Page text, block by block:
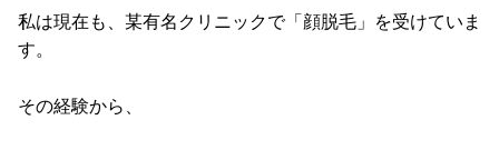
私は現在も、某有名クリニックで「顔脱毛」を受けていま
す。
その経験から、